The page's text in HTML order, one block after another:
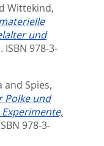
Wittekind,
und
ISBN 978-3-
and Spies,
Polke und
Experimente,
978-3-